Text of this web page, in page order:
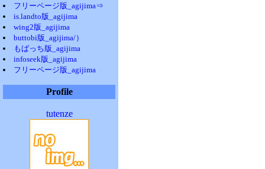
フリーページ版_agijima⇒
is.landto版_agijima
wing2版_agijima
buttobi版_agijima/）
もばっち版_agijima
infoseek版_agijima
フリーページ版_agijima
Profile
tutenze